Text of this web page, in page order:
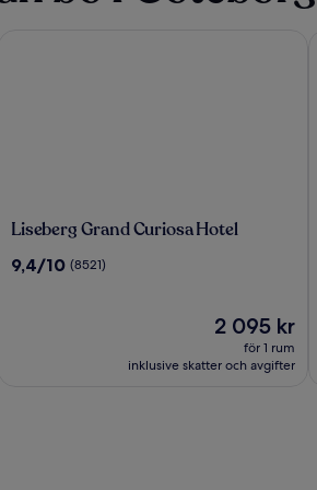
Liseberg
Curiosa
Liseberg Grand Curiosa Hotel
9.4
9,4/10 (8521)
Priset
2 095 kr
2 095 kr
för 1 rum
inklusive skatter och avgifter